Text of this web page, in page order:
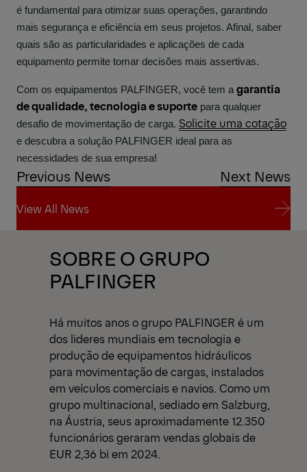
é fundamental para otimizar suas operações, garantindo
mais segurança e eficiência em seus projetos. Afinal, saber
quais são as particularidades e aplicações de cada
equipamento permite tomar decisões mais assertivas.
Com os equipamentos PALFINGER, você tem a garantia
de qualidade, tecnologia e suporte para qualquer
desafio de movimentação de carga. Solicite uma cotação
e descubra a solução PALFINGER ideal para as
necessidades de sua empresa!
Previous News Next News
View All News
View All News
SOBRE O GRUPO
PALFINGER
Há muitos anos o grupo PALFINGER é um
dos lideres mundiais em tecnologia e
produção de equipamentos hidráulicos
para movimentação de cargas, instalados
em veículos comerciais e navios. Como um
grupo multinacional, sediado em Salzburg,
na Áustria, seus aproximadamente 12.350
funcionários geraram vendas globais de
EUR 2,36 bi em 2024.